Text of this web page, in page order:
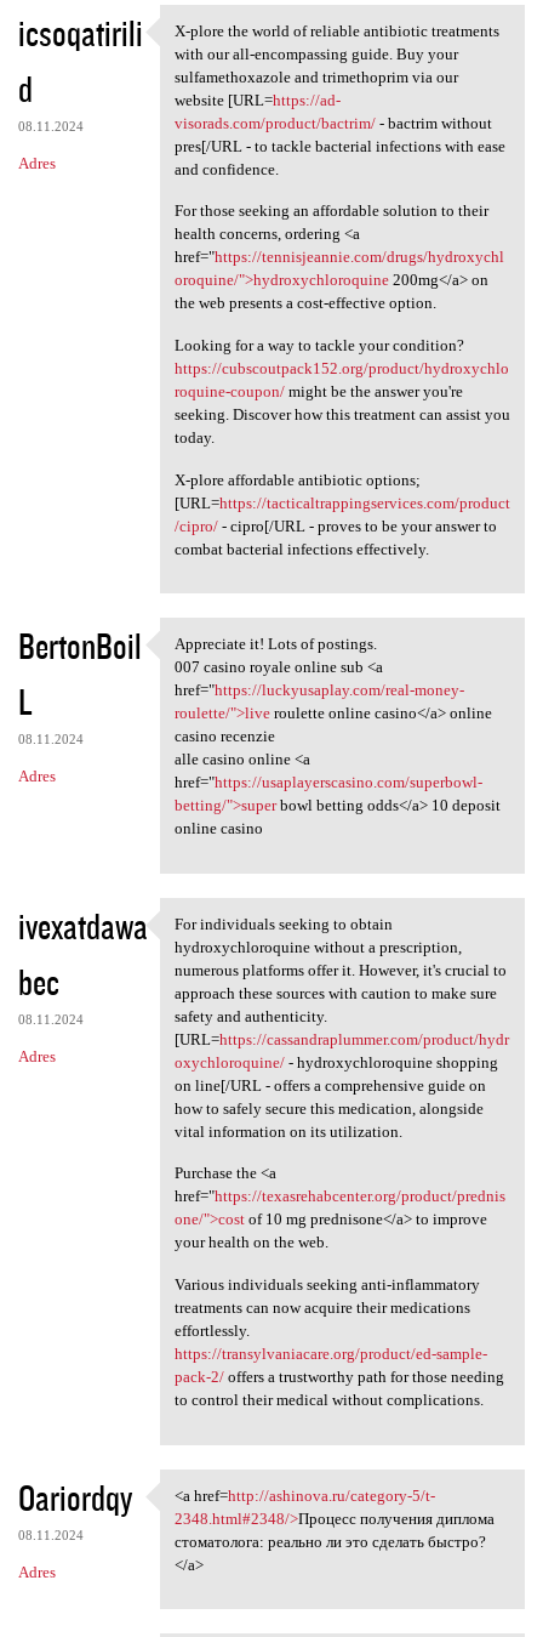
icsoqatirili
d
08.11.2024
Adres
X-plore the world of reliable
X-plore the world of reliable antibiotic treatments
with our all-encompassing guide. Buy your
sulfamethoxazole and trimethoprim via our
website [URL=https://ad-
visorads.com/product/bactrim/- bactrim without
pres[/URL - to tackle bacterial infections with ease
and confidence.
For those seeking an affordable solution to their
health concerns, ordering <a
href="https://tennisjeannie.com/drugs/hydroxychl
oroquine/">hydroxychloroquine200mg</a> on
the web presents a cost-effective option.
Looking for a way to tackle your condition?
https://cubscoutpack152.org/product/hydroxychlo
roquine-coupon/might be the answer you're
seeking. Discover how this treatment can assist you
today.
X-plore affordable antibiotic options;
[URL=https://tacticaltrappingservices.com/product
/cipro/- cipro[/URL - proves to be your answer to
combat bacterial infections effectively.
BertonBoil
L
08.11.2024
Adres
Appreciate it! Lots of
Appreciate it! Lots of postings.
007 casino royale online sub <a
href="https://luckyusaplay.com/real-money-
roulette/">liveroulette online casino</a> online
casino recenzie
alle casino online <a
href="https://usaplayerscasino.com/superbowl-
betting/">superbowl betting odds</a> 10 deposit
online casino
ivexatdawa
bec
08.11.2024
Adres
For individuals seeking to
For individuals seeking to obtain
hydroxychloroquine without a prescription,
numerous platforms offer it. However, it's crucial to
approach these sources with caution to make sure
safety and authenticity.
[URL=https://cassandraplummer.com/product/hydr
oxychloroquine/- hydroxychloroquine shopping
on line[/URL - offers a comprehensive guide on
how to safely secure this medication, alongside
vital information on its utilization.
Purchase the <a
href="https://texasrehabcenter.org/product/prednis
one/">costof 10 mg prednisone</a> to improve
your health on the web.
Various individuals seeking anti-inflammatory
treatments can now acquire their medications
effortlessly.
https://transylvaniacare.org/product/ed-sample-
pack-2/offers a trustworthy path for those needing
to control their medical without complications.
Oariordqy
08.11.2024
Adres
<a href=http://ashinova.ru
<a href=http://ashinova.ru/category-5/t-
2348.html#2348/>Процесс получения диплома
стоматолога: реально ли это сделать быстро?
</a>